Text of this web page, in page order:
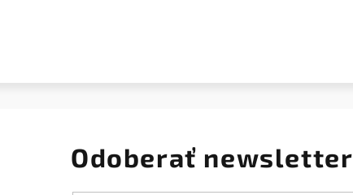
Odoberať newsletter